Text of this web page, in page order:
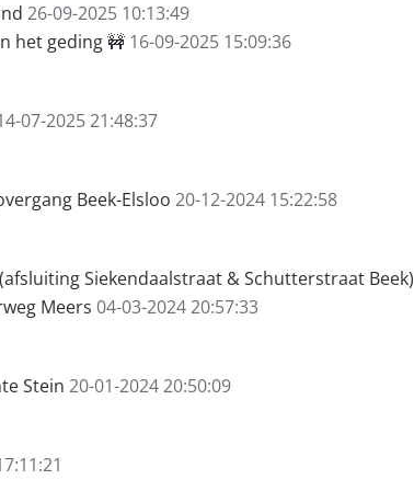
26-09-2025 10:13:49
het geding 🚧 16-09-2025 15:09:36
07-2025 21:48:37
Beek-Elsloo 20-12-2024 15:22:58
Siekendaalstraat & Schutterstraat Beek)
Meers 04-03-2024 20:57:33
Stein 20-01-2024 20:50:09